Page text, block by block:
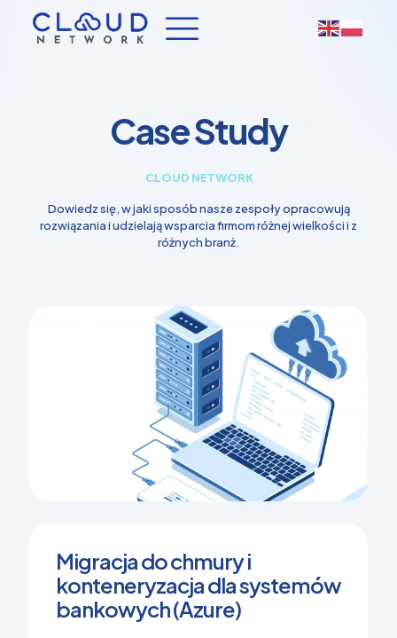
Case Study
CLOUD NETWORK
Dowiedz się, w jaki sposób nasze zespoły opracowują
rozwiązania i udzielają wsparcia firmom różnej wielkości i z
różnych branż.
Migracja do chmury i
konteneryzacja dla systemów
bankowych (Azure)